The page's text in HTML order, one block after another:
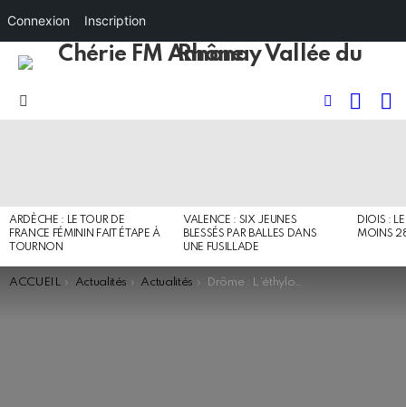
FOLLOW
ARDÈCHE : LE TOUR DE
FRANCE FÉMININ FAIT ÉTAPE À
TOURNON
VALENCE : SIX JEUNES
BLESSÉS PAR BALLES DANS
UNE FUSILLADE
DIOIS :
MOINS
You are here:
ACCUEIL Actualités Actualités Drôme : L’éthylotest anti-démarrage entre en vigueur aujourd’hui
Connexion Inscription